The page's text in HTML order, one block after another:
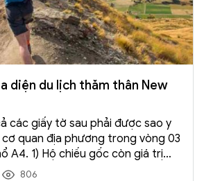
diện du lịch thăm thân New
các giấy tờ sau phải được sao y
quan địa phương trong vòng 03
A4. 1) Hộ chiếu gốc còn giá trị
kết thúc chuyến đi có ký tên
806